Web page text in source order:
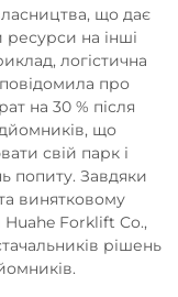
що дає
на інші
логістична
повідомила про
на 30 % після
що
свій парк і
попиту. Завдяки
винятковому
Forklift Co.,
рішень